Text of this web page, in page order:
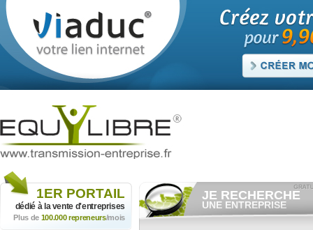
1ER PORTAIL
dédié à la vente d'entreprises
Plus de 100.000 repreneurs/mois
JE RECHERCHE
UNE ENTREPRISE
Consulter gratuitementles